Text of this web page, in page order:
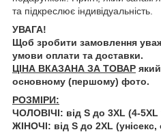
та підкреслює індивідуальність.
УВАГА!
Щоб зробити замовлення
умови оплати та доставки.
ЦІНА ВКАЗАНА ЗА ТОВАР
основному (першому) фото.
РОЗМІРИ:
ЧОЛОВІЧІ: від S до 3XL (4-
ЖІНОЧІ: від S до 2XL